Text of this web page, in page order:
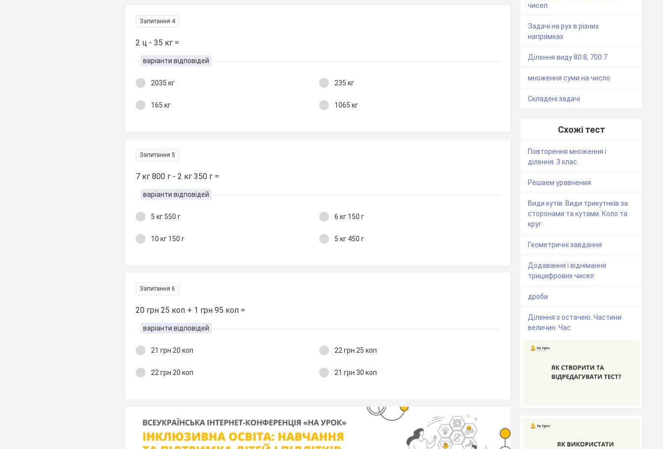
Запитання 4
2 ц - 35 кг =
варіанти відповідей
2035 кг 235 кг
165 кг 1065 кг
Запитання 5
7 кг 800 г - 2 кг 350 г =
варіанти відповідей
5 кг 550 г 6 кг 150 г
10 кг 150 г 5 кг 450 г
Запитання 6
20 грн 25 коп + 1 грн 95 коп =
варіанти відповідей
21 грн 20 коп 22 грн 25 коп
22 грн 20 коп 21 грн 30 коп
чисел
Задачі на рух в різних
напрямках
Ділення виду 80:8, 700:7
множення суми на число
Складені задачі
Схожі тест
Повторення множення і
ділення. 3 клас.
Решаем уравнения
Види кутів. Види трикутнків за
сторонами та кутами. Коло та
круг
Геометричні завдання
Додавання і віднімання
трицифрових чисел
дроби
Ділення з остачею. Частини
величин. Час